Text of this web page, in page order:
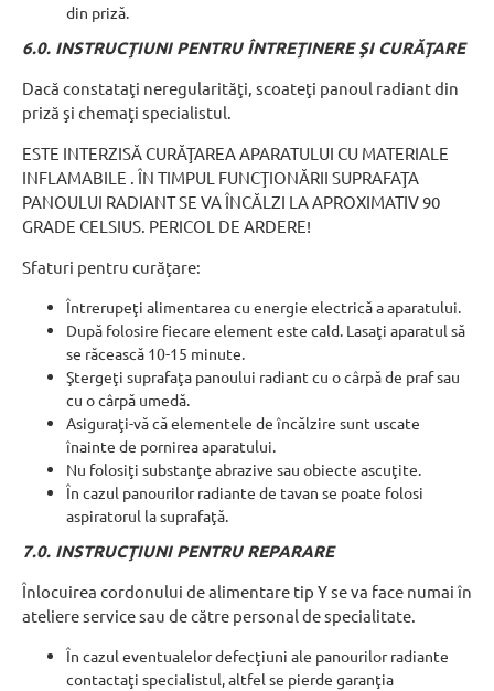
din priză.
6.0. INSTRUCŢIUNI PENTRU ÎNTREŢINERE ŞI CURĂŢARE
Dacă constataţi neregularităţi, scoateţi panoul radiant din
priză şi chemaţi specialistul.
ESTE INTERZISĂ CURĂŢAREA APARATULUI CU MATERIALE
INFLAMABILE . ÎN TIMPUL FUNCŢIONĂRII SUPRAFAŢA
PANOULUI RADIANT SE VA ÎNCĂLZI LA APROXIMATIV 90
GRADE CELSIUS. PERICOL DE ARDERE!
Sfaturi pentru curăţare:
Întrerupeţi alimentarea cu energie electrică a aparatului.
După folosire fiecare element este cald. Lasaţi aparatul să
se răcească 10-15 minute.
Ştergeţi suprafaţa panoului radiant cu o cârpă de praf sau
cu o cârpă umedă.
Asiguraţi-vă că elementele de încălzire sunt uscate
înainte de pornirea aparatului.
Nu folosiţi substanţe abrazive sau obiecte ascuţite.
În cazul panourilor radiante de tavan se poate folosi
aspiratorul la suprafaţă.
7.0. INSTRUCŢIUNI PENTRU REPARARE
Înlocuirea cordonului de alimentare tip Y se va face numai în
ateliere service sau de către personal de specialitate.
În cazul eventualelor defecţiuni ale panourilor radiante
contactaţi specialistul, altfel se pierde garanţia